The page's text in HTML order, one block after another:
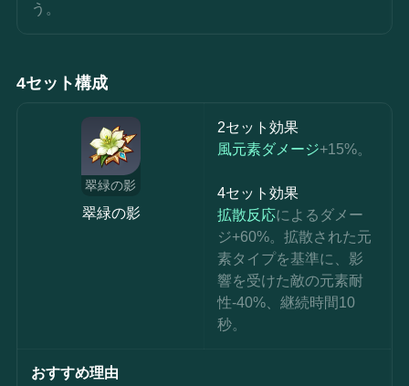
う。
4セット構成
翠緑の影
翠緑の影
2セット効果
風元素ダメージ+15%。
4セット効果
拡散反応によるダメー
ジ+60%。拡散された元
素タイプを基準に、影
響を受けた敵の元素耐
性-40%、継続時間10
秒。
おすすめ理由